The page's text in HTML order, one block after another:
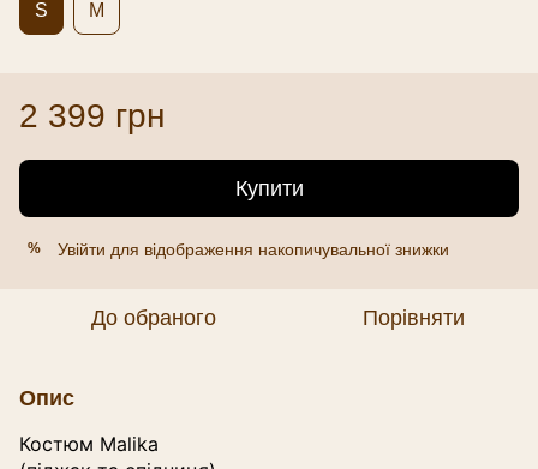
S M
2 399 грн
Купити
% Увійти для відображення накопичувальної знижки
До обраного Порівняти
Опис
Костюм Malika